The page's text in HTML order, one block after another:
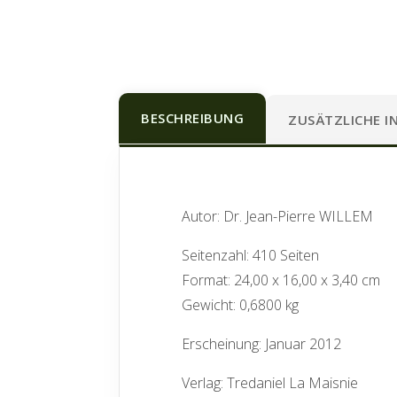
BESCHREIBUNG ZUSÄTZLICHE
Autor: Dr. Jean-Pierre WILLEM
Seitenzahl: 410 Seiten
Format: 24,00 x 16,00 x 3,40 cm
Gewicht: 0,6800 kg
Erscheinung: Januar 2012
Verlag: Tredaniel La Maisnie